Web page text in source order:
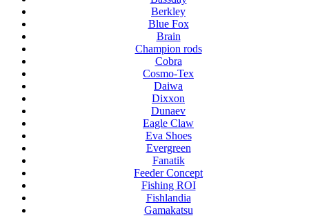
Berkley
Blue Fox
Brain
Champion rods
Cobra
Cosmo-Tex
Daiwa
Dixxon
Dunaev
Eagle Claw
Eva Shoes
Evergreen
Fanatik
Feeder Concept
Fishing ROI
Fishlandia
Gamakatsu